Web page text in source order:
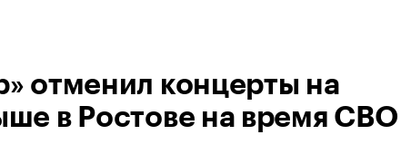
отменил концерты на
в Ростове на время СВО